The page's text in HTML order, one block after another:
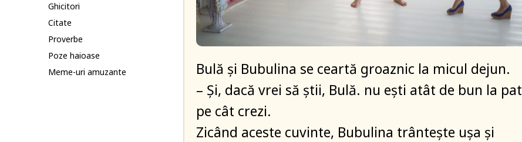
Ghicitori
Citate
Proverbe
Poze haioase
Meme-uri amuzante
Bulă și Bubulina se ceartă groaznic la micul dejun.
– Și, dacă vrei să știi, Bulă. nu ești atât de bun la pat
pe cât crezi.
Zicând aceste cuvinte, Bubulina trântește ușa și